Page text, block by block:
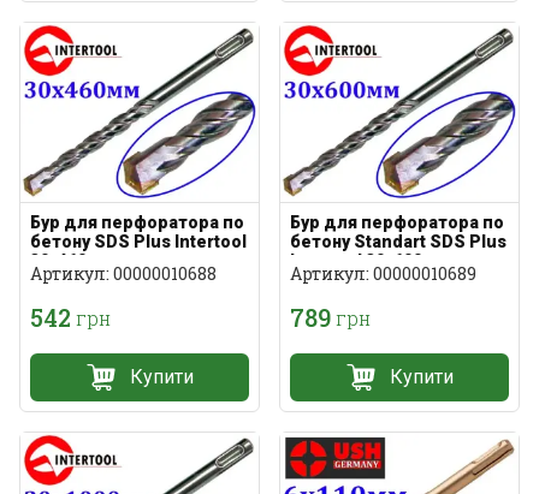
Бур для перфоратора по
бетону SDS Plus Intertool
30х460мм
Артикул: 00000010688
542 грн
Купити
Бур для перфоратора по
бетону Standart SDS Plus
Intertool 30х600мм
Артикул: 00000010689
789грн
Купити